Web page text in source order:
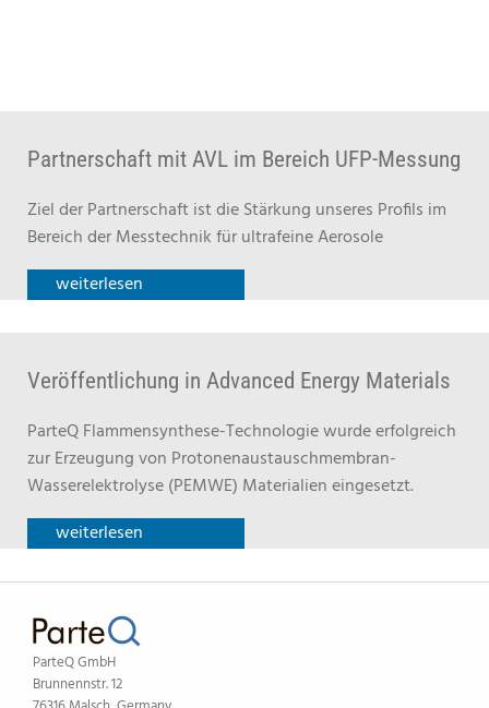
Partnerschaft mit AVL im Bereich UFP-Messung
Ziel der Partnerschaft ist die Stärkung unseres Profils im
Bereich der Messtechnik für ultrafeine Aerosole
weiterlesen
Veröffentlichung in Advanced Energy Materials
ParteQ Flammensynthese-Technologie wurde erfolgreich
zur Erzeugung von Protonenaustauschmembran-
Wasserelektrolyse (PEMWE) Materialien eingesetzt.
weiterlesen
ParteQ GmbH
Brunnennstr. 12